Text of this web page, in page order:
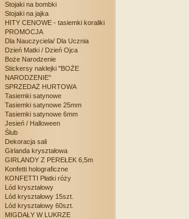
Stojaki na bombki
Stojaki na jajka
HITY CENOWE - tasiemki koraliki
PROMOCJA
Dla Nauczyciela/ Dla Ucznia
Dzień Matki / Dzień Ojca
Boże Narodzenie
Stickersy naklejki "BOŻE
NARODZENIE"
SPRZEDAŻ HURTOWA
Tasiemki satynowe
Tasiemki satynowe 25mm
Tasiemki satynowe 6mm
Jesień / Halloween
Ślub
Dekoracja sali
Girlanda kryształowa
GIRLANDY Z PEREŁEK 6,5m
Konfetti holograficzne
KONFETTI Płatki róży
Lód kryształowy
Lód kryształowy 15szt.
Lód kryształowy 60szt.
MIGDAŁY W LUKRZE